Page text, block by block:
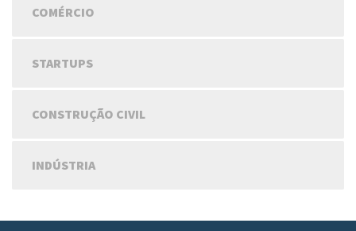
COMÉRCIO
STARTUPS
CONSTRUÇÃO CIVIL
INDÚSTRIA